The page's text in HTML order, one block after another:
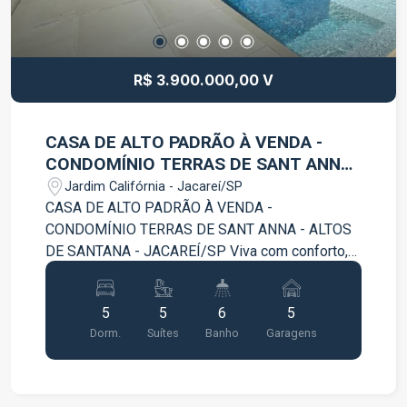
R$ 3.900.000,00 V
CASA DE ALTO PADRÃO À VENDA -
CONDOMÍNIO TERRAS DE SANT ANNA
- ALTOS DE SANTANA - JACAREÍ/SP
Jardim Califórnia - Jacareí/SP
CASA DE ALTO PADRÃO À VENDA -
CONDOMÍNIO TERRAS DE SANT ANNA - ALTOS
DE SANTANA - JACAREÍ/SP Viva com conforto,
sofisticação e segurança em uma das regiões
mais valorizadas de Jacareí. Esta linda casa de
alto padrão está localizada no Condomínio Terras
de Sant Anna, no bairro Altos de Santana, um dos
bairros mais arborizados da cidade, com
5
Dorm.
5
Suítes
6
Banho
5
Garagens